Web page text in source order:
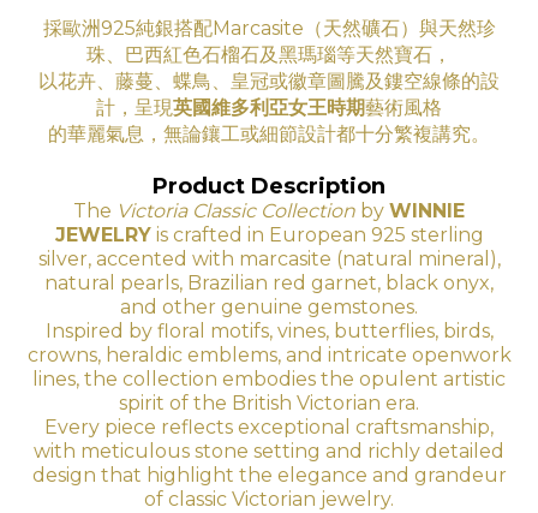
採歐洲925純銀搭配Marcasite（天然礦石）與天然珍
珠、巴西紅色石榴石及黑瑪瑙等天然寶石，
以花卉、藤蔓、蝶鳥、皇冠或徽章圖騰及鏤空線條的設
計，呈現英國維多利亞女王時期藝術風格
的華麗氣息 ，無論鑲工或細節設計都十分繁複講究。
Product Description
The Victoria Classic Collection by WINNIE
JEWELRYis crafted in European 925 sterling
silver, accented with marcasite (natural mineral),
natural pearls, Brazilian red garnet, black onyx,
and other genuine gemstones.
Inspired by floral motifs, vines, butterflies, birds,
crowns, heraldic emblems, and intricate openwork
lines, the collection embodies the opulent artistic
spirit of the British Victorian era.
Every piece reflects exceptional craftsmanship,
with meticulous stone setting and richly detailed
design that highlight the elegance and grandeur
of classic Victorian jewelry.